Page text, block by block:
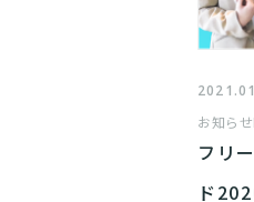
お知らせ
フリ
ド